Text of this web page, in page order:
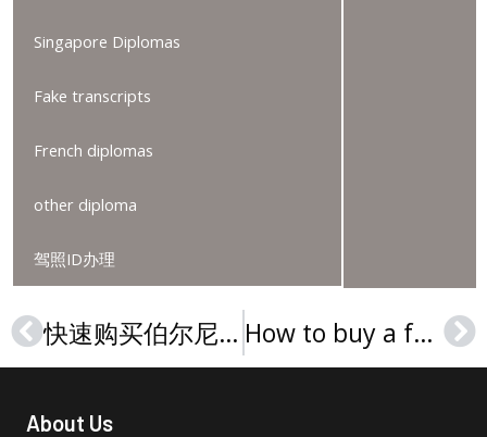
Singapore Diplomas
Fake transcripts
French diplomas
other diploma
驾照ID办理
Prev 快速购买伯尔尼大学学位证书，Buy a fake University of Bern diploma How to buy a fake Victoria University of Wellington transcript?
About Us